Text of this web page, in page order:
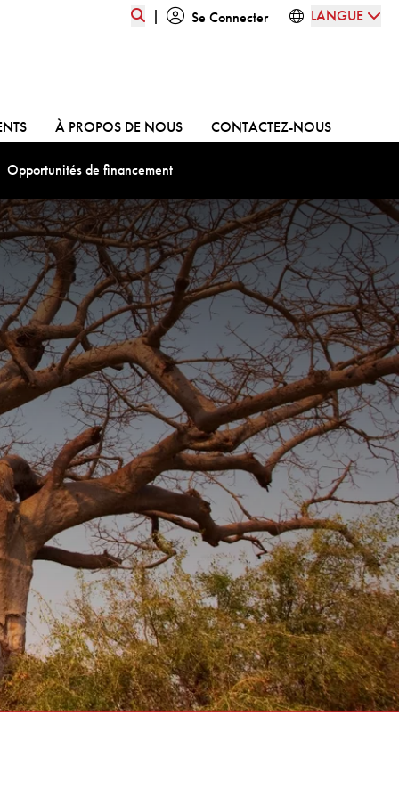
| Se Connecter LANGUE
ALLER À:À PROPOS DE NOUSALLER À:CONTACTEZ-NOUSALLER À:
Opportunités de financementAller à: